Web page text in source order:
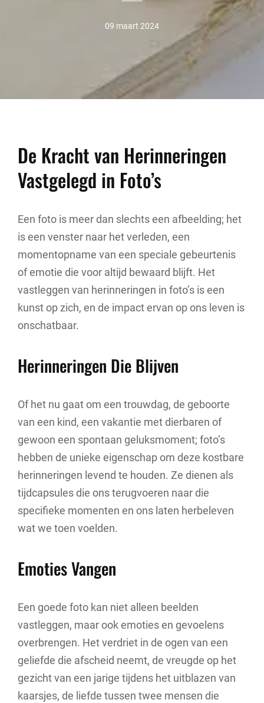
09 maart 2024
De Kracht van Herinneringen
Vastgelegd in Foto’s
Een foto is meer dan slechts een afbeelding; het
is een venster naar het verleden, een
momentopname van een speciale gebeurtenis
of emotie die voor altijd bewaard blijft. Het
vastleggen van herinneringen in foto’s is een
kunst op zich, en de impact ervan op ons leven is
onschatbaar.
Herinneringen Die Blijven
Of het nu gaat om een trouwdag, de geboorte
van een kind, een vakantie met dierbaren of
gewoon een spontaan geluksmoment; foto’s
hebben de unieke eigenschap om deze kostbare
herinneringen levend te houden. Ze dienen als
tijdcapsules die ons terugvoeren naar die
specifieke momenten en ons laten herbeleven
wat we toen voelden.
Emoties Vangen
Een goede foto kan niet alleen beelden
vastleggen, maar ook emoties en gevoelens
overbrengen. Het verdriet in de ogen van een
geliefde die afscheid neemt, de vreugde op het
gezicht van een jarige tijdens het uitblazen van
kaarsjes, de liefde tussen twee mensen die